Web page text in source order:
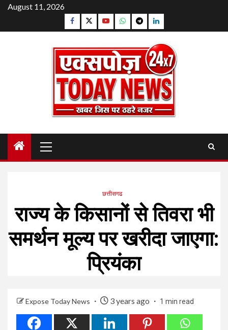
Skip
content
August 11, 2026
Facebook
TwitterYouTubeWhatsapp
TelegramLinkedin
Menu
छत्तीसगढ
राज्य के किसानों से तिवरा भी
समर्थन मूल्य पर खरीदा जाएगा:
प्रियंका
Expose Today News 3 years ago 1 min read